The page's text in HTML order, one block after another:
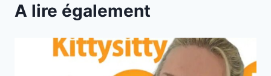
A lire également